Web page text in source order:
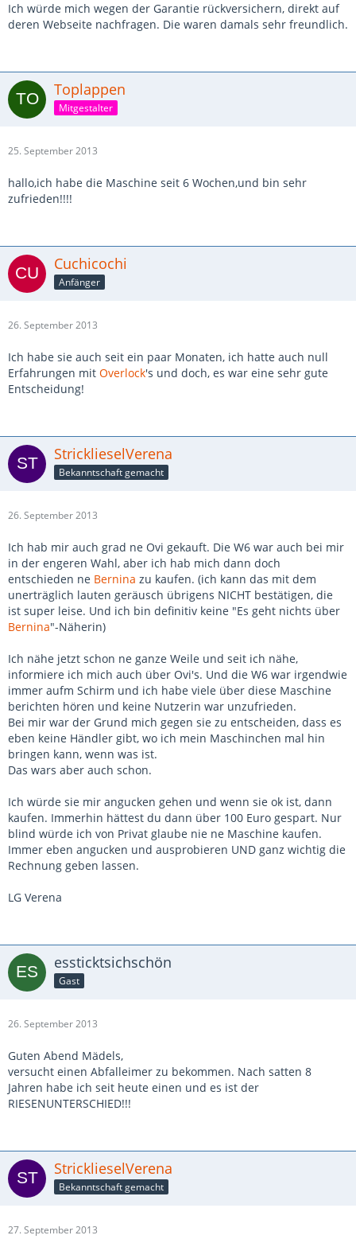
Ich würde mich wegen der Garantie rückversichern, direkt auf
deren Webseite nachfragen. Die waren damals sehr freundlich.
Toplappen
Mitgestalter
25. September 2013
hallo,ich habe die Maschine seit 6 Wochen,und bin sehr
zufrieden!!!!
Cuchicochi
Anfänger
26. September 2013
Ich habe sie auch seit ein paar Monaten, ich hatte auch null
Erfahrungen mit Overlock's und doch, es war eine sehr gute
Entscheidung!
StricklieselVerena
Bekanntschaft gemacht
26. September 2013
Ich hab mir auch grad ne Ovi gekauft. Die W6 war auch bei mir
in der engeren Wahl, aber ich hab mich dann doch
entschieden ne Bernina zu kaufen. (ich kann das mit dem
unerträglich lauten geräusch übrigens NICHT bestätigen, die
ist super leise. Und ich bin definitiv keine "Es geht nichts über
Bernina"-Näherin)
Ich nähe jetzt schon ne ganze Weile und seit ich nähe,
informiere ich mich auch über Ovi's. Und die W6 war irgendwie
immer aufm Schirm und ich habe viele über diese Maschine
berichten hören und keine Nutzerin war unzufrieden.
Bei mir war der Grund mich gegen sie zu entscheiden, dass es
eben keine Händler gibt, wo ich mein Maschinchen mal hin
bringen kann, wenn was ist.
Das wars aber auch schon.
Ich würde sie mir angucken gehen und wenn sie ok ist, dann
kaufen. Immerhin hättest du dann über 100 Euro gespart. Nur
blind würde ich von Privat glaube nie ne Maschine kaufen.
Immer eben angucken und ausprobieren UND ganz wichtig die
Rechnung geben lassen.
LG Verena
essticktsichschön
Gast
26. September 2013
Guten Abend Mädels,
versucht einen Abfalleimer zu bekommen. Nach satten 8
Jahren habe ich seit heute einen und es ist der
RIESENUNTERSCHIED!!!
StricklieselVerena
Bekanntschaft gemacht
27. September 2013